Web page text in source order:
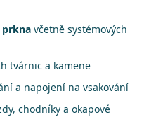
prkna včetně systémových
tvárnic a kamene
a napojení na vsakování
chodníky a okapové